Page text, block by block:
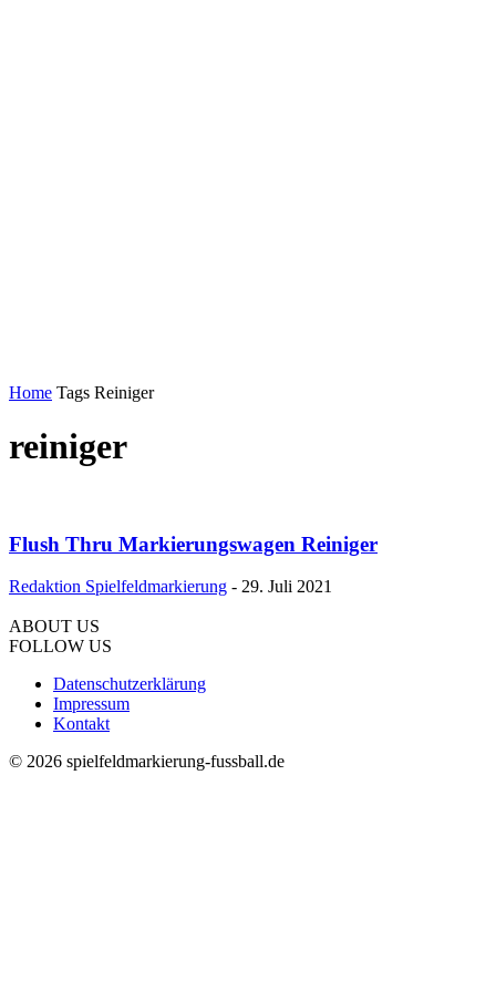
Home Tags Reiniger
reiniger
Flush Thru Markierungswagen Reiniger
Redaktion Spielfeldmarkierung - 29. Juli 2021
ABOUT US
FOLLOW US
Datenschutzerklärung
Impressum
Kontakt
© 2026 spielfeldmarkierung-fussball.de